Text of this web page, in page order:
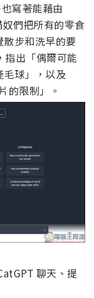
寫著能藉由
們把所有的零食
步和洗早的要
指出「偶爾可能
球」，以及
的限制」。
聊天、提